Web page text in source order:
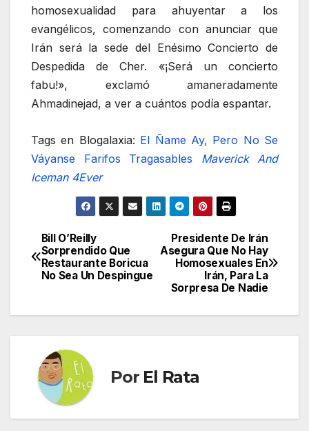
homosexualidad para ahuyentar a los
evangélicos, comenzando con anunciar que
Irán será la sede del Enésimo Concierto de
Despedida de Cher. «¡Será un concierto
fabu!», exclamó amaneradamente
Ahmadinejad, a ver a cuántos podía espantar.
Tags en Blogalaxia: El Ñame Ay, Pero No Se
Váyanse
Farifos Tragasables
Maverick And
Iceman 4Ever
Navegación
de
Presidente De Irán
Asegura Que No Hay
Homosexuales En
Irán, Para La
Sorpresa De Nadie
Bill O’Reilly
Sorprendido Que
Restaurante Boricua
No Sea Un Despingue
Por El Rata